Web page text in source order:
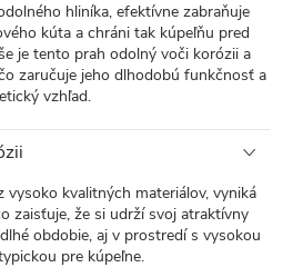
hliníka, efektívne zabraňuje
kúta a chráni tak kúpeľňu pred
je tento prah odolný voči korózii a
zaručuje jeho dlhodobú funkčnosť a
vzhľad.
kvalitných materiálov, vyniká
zaisťuje, že si udrží svoj atraktívny
obdobie, aj v prostredí s vysokou
pre kúpeľne.